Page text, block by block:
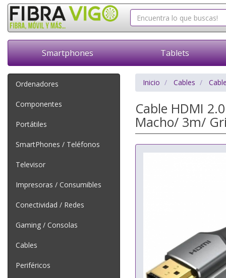
Smartphones Tablets
Ordenadores
Componentes
Portátiles
SmartPhones / Teléfonos
Televisor
Impresoras / Consumibles
Conectividad / Redes
Gaming / Consolas
Cables
Periféricos
Inicio Cables
Cable HDMI
Macho/ 3m/